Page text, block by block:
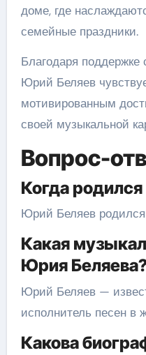
доме, где
семейные праздники.
Благодаря
Юрий Беляев
мотивированным
своей музыкальной
Вопрос-
Когда
Юрий Беляев
Какая
Юрия
Юрий Беляев —
исполнитель песен в
Какова